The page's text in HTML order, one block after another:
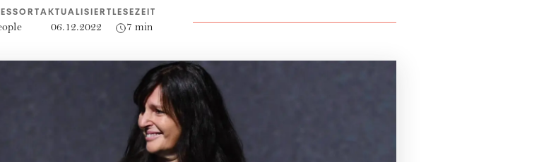
AKTUALISIERT
06.12.2022
LESEZEIT
7 min